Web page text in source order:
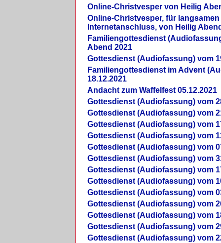
Online-Christvesper von Heilig
Online-Christvesper, für langsamen
Internetanschluss, von Heilig
Familiengottesdienst
Abend 2021
Gottesdienst (Audiofassung) vom
Familiengottesdienst im Advent
18.12.2021
Andacht zum Waffelfest 05.12.2021
Gottesdienst (Audiofassung) vom
Gottesdienst (Audiofassung) vom
Gottesdienst (Audiofassung) vom
Gottesdienst (Audiofassung) vom
Gottesdienst (Audiofassung) vom
Gottesdienst (Audiofassung) vom
Gottesdienst (Audiofassung) vom
Gottesdienst (Audiofassung) vom
Gottesdienst (Audiofassung) vom
Gottesdienst (Audiofassung) vom
Gottesdienst (Audiofassung) vom
Gottesdienst (Audiofassung) vom
Gottesdienst (Audiofassung) vom